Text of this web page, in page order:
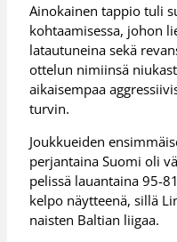
Ainokainen tappio tuli
kohtaamisessa, johon
latautuneina sekä
ottelun nimiinsä
aikaisempaa
turvin.
Joukkueiden
perjantaina Suomi oli
pelissä lauantaina 95-
kelpo näytteenä, sillä
naisten Baltian liigaa.